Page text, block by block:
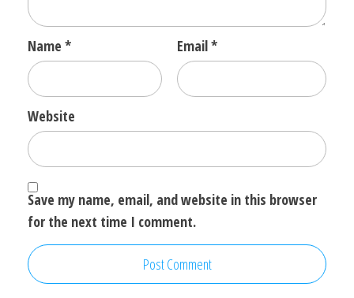
Name * Email*
Website
Save my name, email, and website in this browser
for the next time I comment.